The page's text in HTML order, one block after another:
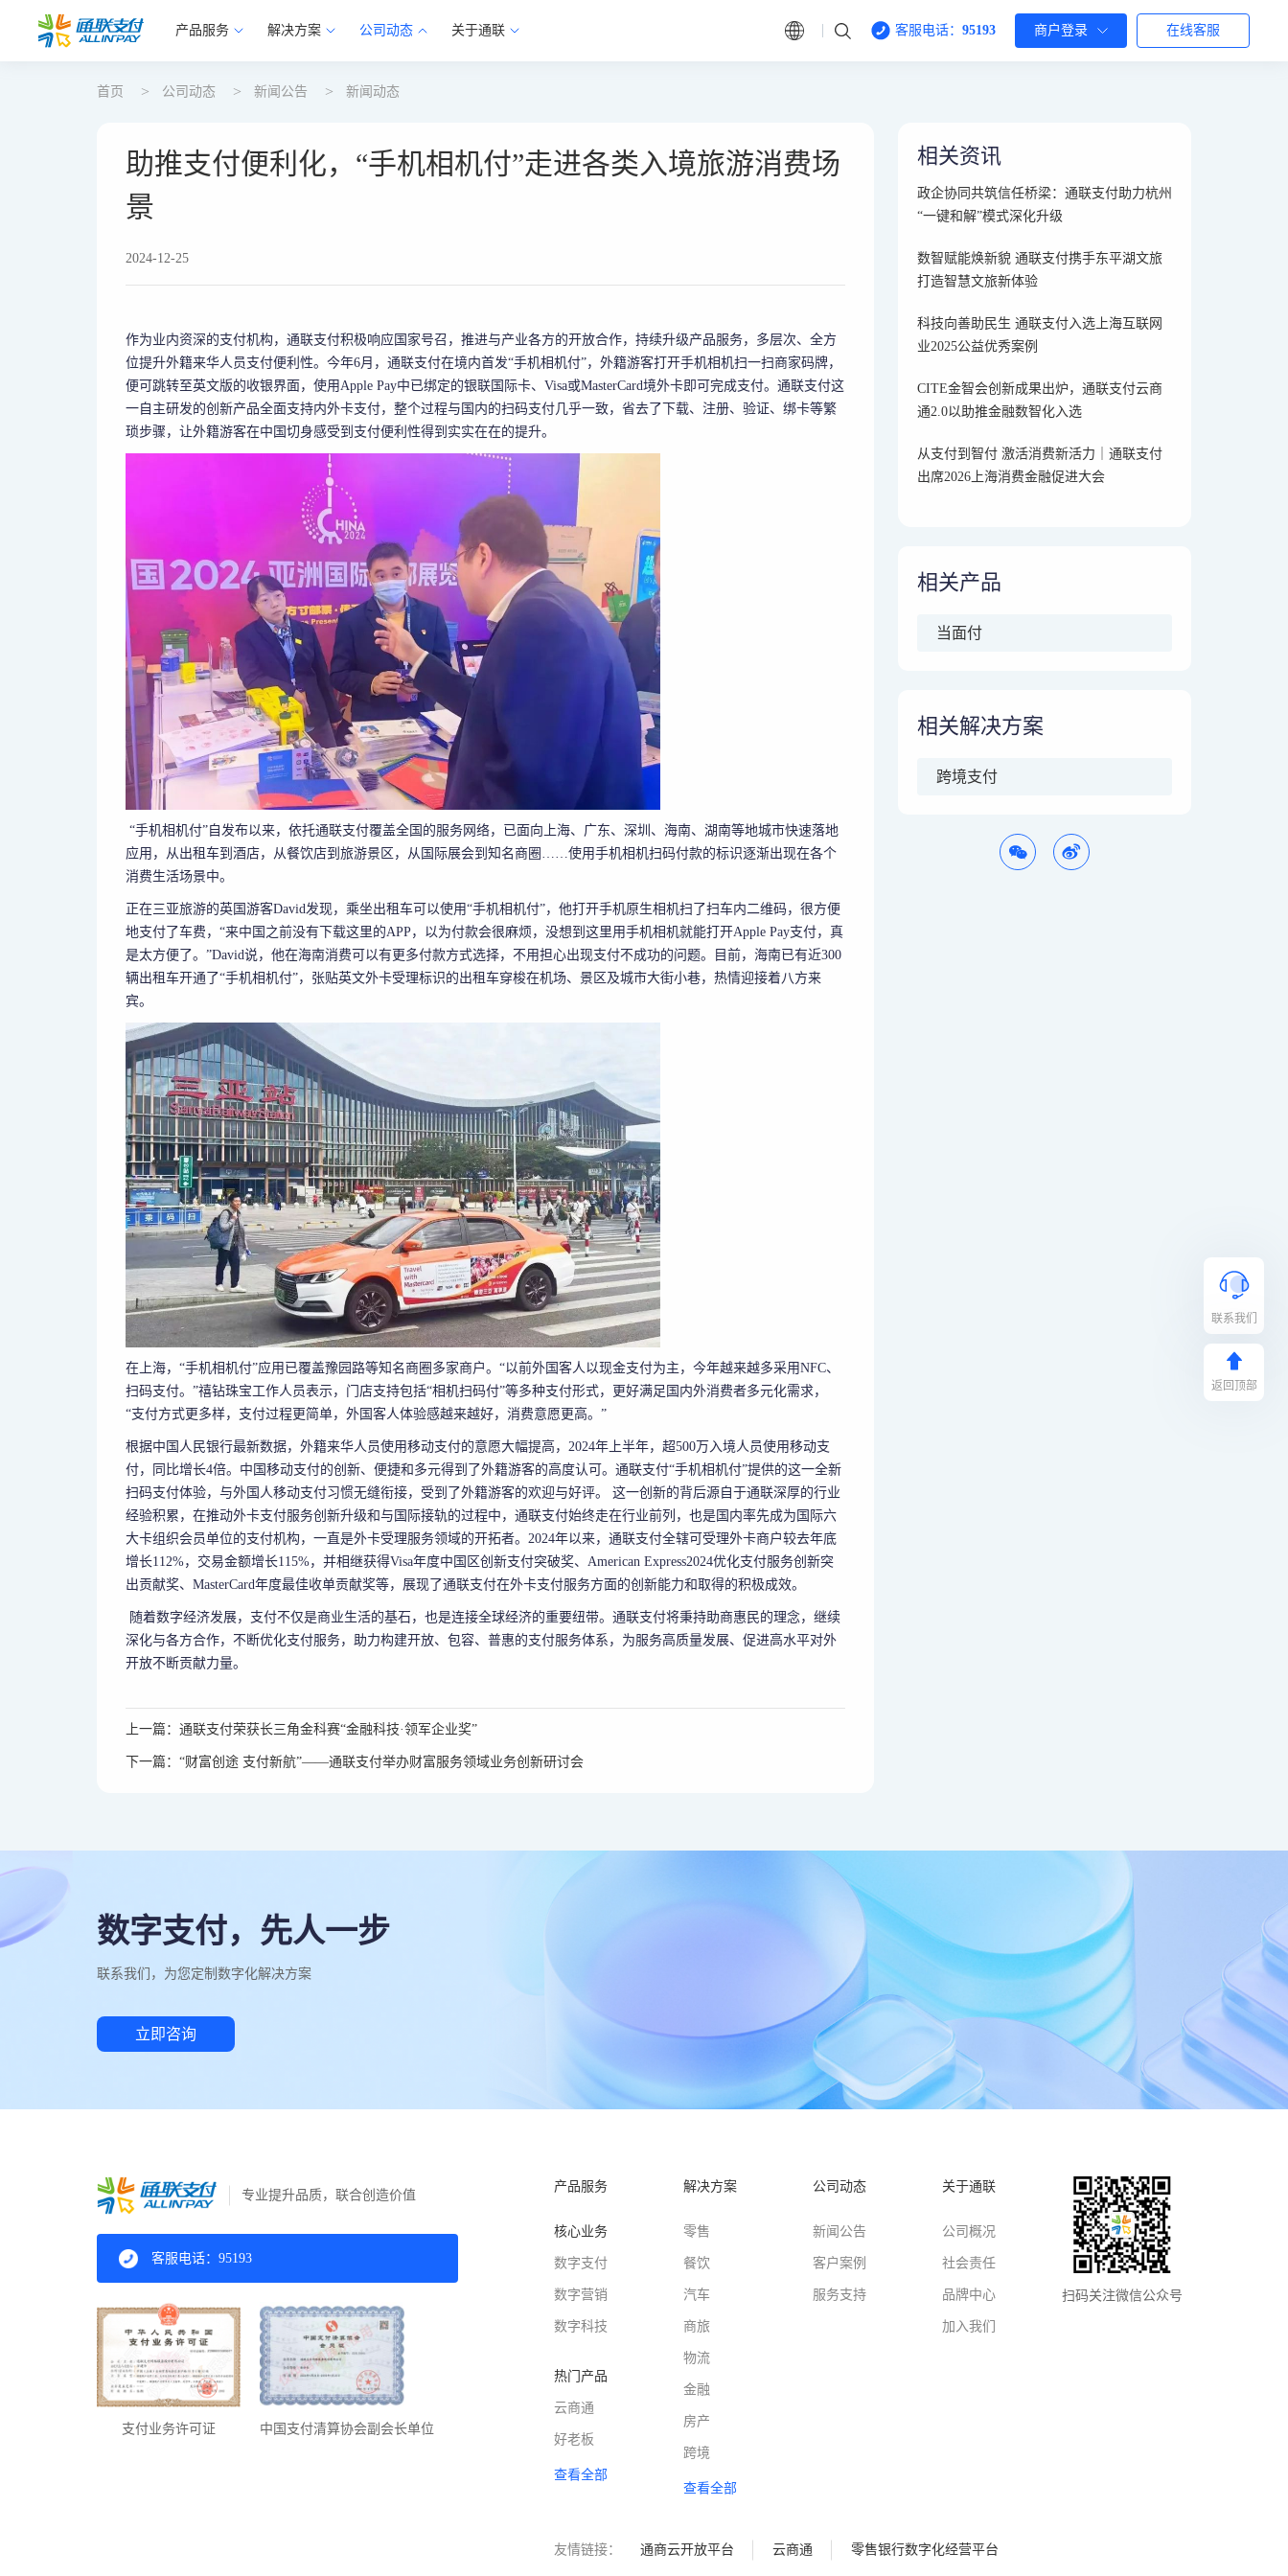
产品服务 解决方案 公司动态 关于通联 客服电话： 95193 商户登录 在线客服
首页 公司动态 新闻公告 新闻动态
助推支付便利化，“手机相机付”走进各类入境旅游消费场
景
2024-12-25
作为业内资深的支付机构，通联支付积极响应国家号召，推进与产业各方的开放合作，持续升级产品服务，多层次、全方
位提升外籍来华人员支付便利性。今年6月，通联支付在境内首发“手机相机付”，外籍游客打开手机相机扫一扫商家码牌，
便可跳转至英文版的收银界面，使用Apple Pay中已绑定的银联国际卡、Visa或MasterCard境外卡即可完成支付。通联支付这
一自主研发的创新产品全面支持内外卡支付，整个过程与国内的扫码支付几乎一致，省去了下载、注册、验证、绑卡等繁
琐步骤，让外籍游客在中国切身感受到支付便利性得到实实在在的提升。
“手机相机付”自发布以来，依托通联支付覆盖全国的服务网络，已面向上海、广东、深圳、海南、湖南等地城市快速落地
应用，从出租车到酒店，从餐饮店到旅游景区，从国际展会到知名商圈……使用手机相机扫码付款的标识逐渐出现在各个
消费生活场景中。
正在三亚旅游的英国游客David发现，乘坐出租车可以使用“手机相机付”，他打开手机原生相机扫了扫车内二维码，很方便
地支付了车费，“来中国之前没有下载这里的APP，以为付款会很麻烦，没想到这里用手机相机就能打开Apple Pay支付，真
是太方便了。”David说，他在海南消费可以有更多付款方式选择，不用担心出现支付不成功的问题。目前，海南已有近300
辆出租车开通了“手机相机付”，张贴英文外卡受理标识的出租车穿梭在机场、景区及城市大街小巷，热情迎接着八方来
宾。
在上海，“手机相机付”应用已覆盖豫园路等知名商圈多家商户。“以前外国客人以现金支付为主，今年越来越多采用NFC、
扫码支付。”禧钻珠宝工作人员表示，门店支持包括“相机扫码付”等多种支付形式，更好满足国内外消费者多元化需求，
“支付方式更多样，支付过程更简单，外国客人体验感越来越好，消费意愿更高。”
根据中国人民银行最新数据，外籍来华人员使用移动支付的意愿大幅提高，2024年上半年，超500万入境人员使用移动支
付，同比增长4倍。中国移动支付的创新、便捷和多元得到了外籍游客的高度认可。通联支付“手机相机付”提供的这一全新
扫码支付体验，与外国人移动支付习惯无缝衔接，受到了外籍游客的欢迎与好评。 这一创新的背后源自于通联深厚的行业
经验积累，在推动外卡支付服务创新升级和与国际接轨的过程中，通联支付始终走在行业前列，也是国内率先成为国际六
大卡组织会员单位的支付机构，一直是外卡受理服务领域的开拓者。2024年以来，通联支付全辖可受理外卡商户较去年底
增长112%，交易金额增长115%，并相继获得Visa年度中国区创新支付突破奖、American Express2024优化支付服务创新突
出贡献奖、MasterCard年度最佳收单贡献奖等，展现了通联支付在外卡支付服务方面的创新能力和取得的积极成效。
随着数字经济发展，支付不仅是商业生活的基石，也是连接全球经济的重要纽带。通联支付将秉持助商惠民的理念，继续
深化与各方合作，不断优化支付服务，助力构建开放、包容、普惠的支付服务体系，为服务高质量发展、促进高水平对外
开放不断贡献力量。
上一篇：通联支付荣获长三角金科赛“金融科技·领军企业奖”
下一篇：“财富创途 支付新航”——通联支付举办财富服务领域业务创新研讨会
相关资讯
政企协同共筑信任桥梁：通联支付助力杭州
“一键和解”模式深化升级
数智赋能焕新貌 通联支付携手东平湖文旅
打造智慧文旅新体验
科技向善助民生 通联支付入选上海互联网
业2025公益优秀案例
CITE金智会创新成果出炉，通联支付云商
通2.0以助推金融数智化入选
从支付到智付 激活消费新活力｜通联支付
出席2026上海消费金融促进大会
相关产品
当面付
相关解决方案
跨境支付
数字支付，先人一步
联系我们，为您定制数字化解决方案
立即咨询
专业提升品质，联合创造价值
客服电话：95193
支付业务许可证 中国支付清算协会副会长单位
产品服务
核心业务
数字支付
数字营销
数字科技
热门产品
云商通
好老板
查看全部
解决方案
零售
餐饮
汽车
商旅
物流
金融
房产
跨境
查看全部
公司动态
新闻公告
客户案例
服务支持
关于通联
公司概况
社会责任
品牌中心
加入我们
扫码关注微信公众号
友情链接： 通商云开放平台 云商通 零售银行数字化经营平台
联系我们
返回顶部